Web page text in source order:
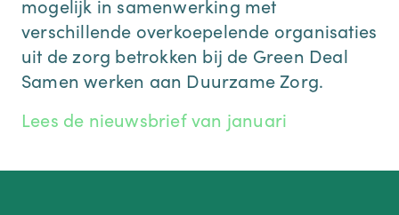
verschillende overkoepelende organisaties
uit de zorg betrokken bij de Green Deal
Samen werken aan Duurzame Zorg.
Lees de nieuwsbrief van januari